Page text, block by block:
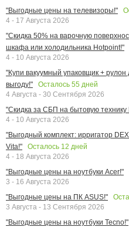
"Выгодные цены на телевизоры!"
4 - 17 Августа 2026
"Скидка 50% на варочную
шкафа или холодильника Hotpoint!"
4 - 10 Августа 2026
"Купи вакуумный упаковщик + рулон
выгоду!"
Осталось 55 дней
4 Августа - 30 Сентября 2026
"Скидка за СБП на бытовую технику
4 - 10 Августа 2026
"Выгодный комплект: ирригатор
Vita!"
Осталось 12 дней
4 - 18 Августа 2026
"Выгодные цены на ноутбуки Acer!"
3 - 16 Августа 2026
"Выгодные цены на ПК ASUS!"
3 Августа - 13 Сентября 2026
"Выгодные цены на ноутбуки Tecno!"